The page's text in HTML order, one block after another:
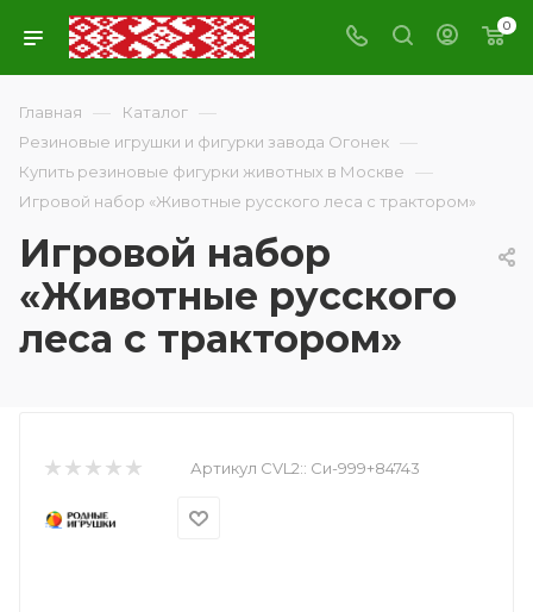
0
Главная — Каталог —
Резиновые игрушки и фигурки завода Огонек —
Купить резиновые фигурки животных в Москве —
Игровой набор «Животные русского леса с трактором»
Игровой набор
«Животные русского
леса с трактором»
Артикул CVL2:: Си-999+84743